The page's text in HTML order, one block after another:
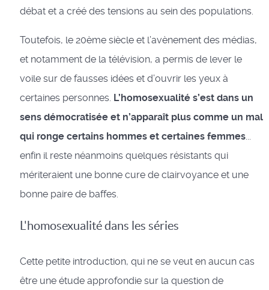
débat et a créé des tensions au sein des populations.
Toutefois, le 20ème siècle et l’avènement des médias,
et notamment de la télévision, a permis de lever le
voile sur de fausses idées et d’ouvrir les yeux à
certaines personnes. L’homosexualité s’est dans un
sens démocratisée et n’apparaît plus comme un mal
qui ronge certains hommes et certaines femmes...
enfin il reste néanmoins quelques résistants qui
mériteraient une bonne cure de clairvoyance et une
bonne paire de baffes.
L'homosexualité dans les séries
Cette petite introduction, qui ne se veut en aucun cas
être une étude approfondie sur la question de